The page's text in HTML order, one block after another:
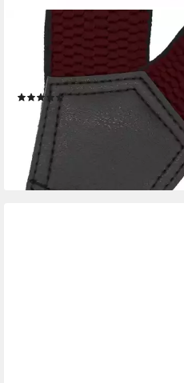
FABIO FARINI
Hosenträger 4cm Breites X-
verstellbar mit extra starken
Clipverschluss, Brombeere
(63)
29,90 €
lieferbar - in 3-4 Werktagen bei dir